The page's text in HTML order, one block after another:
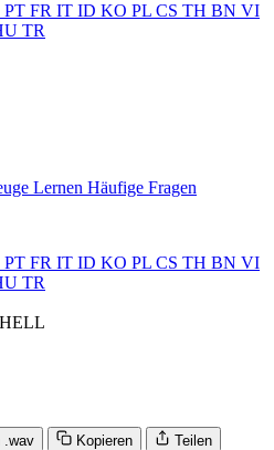
PT FR IT ID KO PL CS TH BN VI
TR
Lernen Häufige Fragen
PT FR IT ID KO PL CS TH BN VI
TR
HELL
.wav Kopieren Teilen